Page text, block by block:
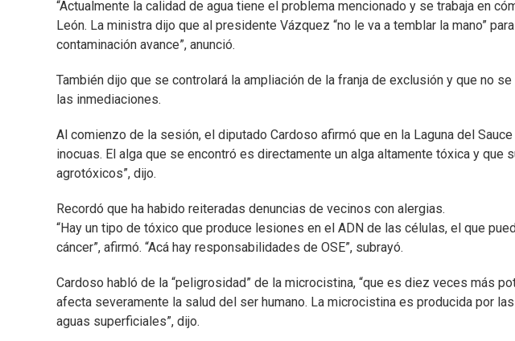
“Actualmente la calidad de agua tiene el problema mencionado y se trabaja en
León. La ministra dijo que al presidente Vázquez “no le va a temblar la mano”
contaminación avance”, anunció.
También dijo que se controlará la ampliación de la franja de exclusión y que no
las inmediaciones.
Al comienzo de la sesión, el diputado Cardoso afirmó que en la Laguna del
inocuas. El alga que se encontró es directamente un alga altamente tóxica y que
agrotóxicos”, dijo.
Recordó que ha habido reiteradas denuncias de vecinos con alergias.
“Hay un tipo de tóxico que produce lesiones en el ADN de las células, el que
cáncer”, afirmó. “Acá hay responsabilidades de OSE”, subrayó.
Cardoso habló de la “peligrosidad” de la microcistina, “que es diez veces más
afecta severamente la salud del ser humano. La microcistina es producida por
aguas superficiales”, dijo.